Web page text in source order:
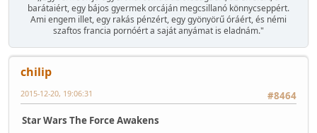
barátaiért, egy bájos gyermek orcáján megcsillanó könnycseppért.
Ami engem illet, egy rakás pénzért, egy gyönyörű óráért, és némi
szaftos francia pornóért a saját anyámat is eladnám."
chilip
#8464
2015-12-20, 19:06:31
Star Wars The Force Awakens